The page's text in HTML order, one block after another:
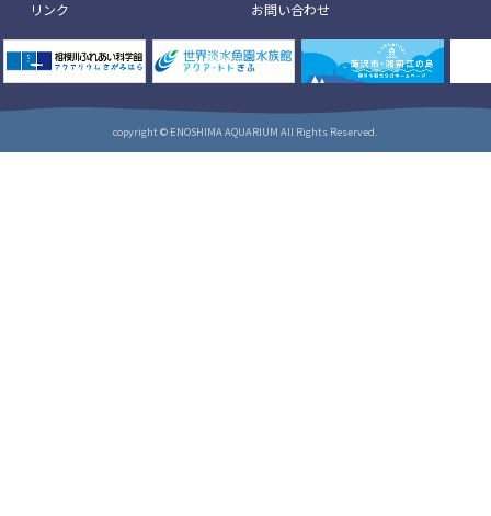
リンク
お問い合わせ
copyright © ENOSHIMA AQUARIUM All Rights Reserved.